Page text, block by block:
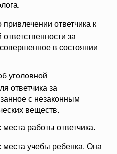
ответчика к
за
в состоянии
уголовной
ответчика за
с незаконным
веществ.
места работы ответчика.
места учебы ребенка. Она